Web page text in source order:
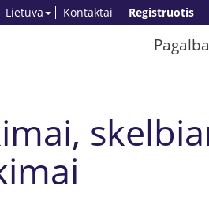
Registruotis
Kontaktai
Lietuva
Pagalba